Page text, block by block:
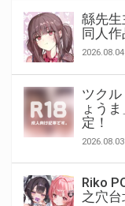
緜先生
同人
2026.08.04
ツクル
ょう
定！
2026.08.03
Riko
之穴台